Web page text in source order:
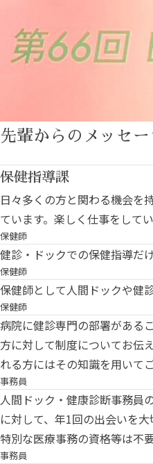
先輩からのメッセー
保健指導課
日々多くの方と関わる機会を
ています。楽しく仕事をしてい
保健師
健診・ドックでの保健指導だ
保健師
保健師として人間ドックや健
保健師
病院に健診専門の部署がある
方に対して制度についてお伝
れる方にはその知識を用いて
事務員
人間ドック・健康診断事務員
に対して、年1回の出会いを
特別な医療事務の資格等は不
事務員